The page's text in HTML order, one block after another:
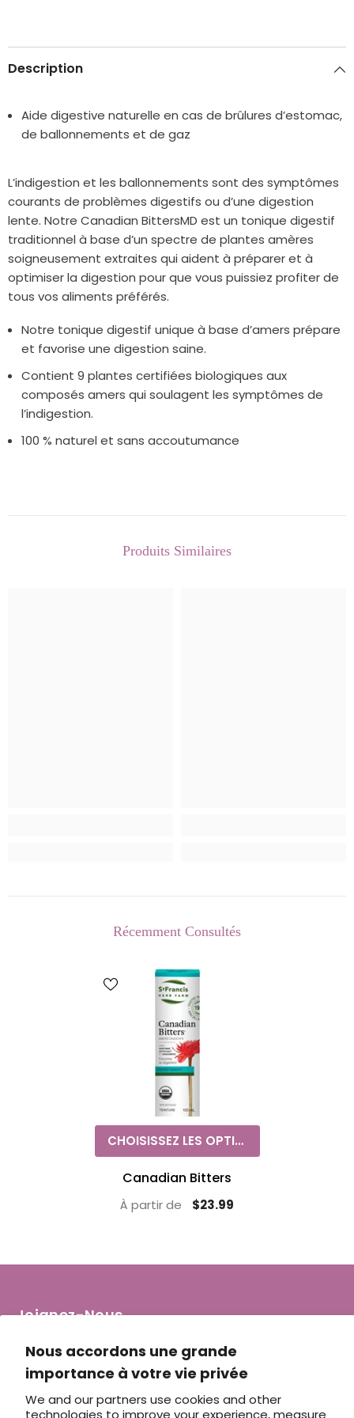
Nous accordons une grande
importance à votre vie privée
We and our partners use cookies and other
technologies to improve your experience, measure
Description
Aide digestive naturelle en cas de brûlures d’estomac,
de ballonnements et de gaz
L’indigestion et les ballonnements sont des symptômes
courants de problèmes digestifs ou d’une digestion
lente. Notre Canadian BittersMD est un tonique digestif
traditionnel à base d’un spectre de plantes amères
soigneusement extraites qui aident à préparer et à
optimiser la digestion pour que vous puissiez profiter de
tous vos aliments préférés.
Notre tonique digestif unique à base d’amers prépare
et favorise une digestion saine.
Contient 9 plantes certifiées biologiques aux
composés amers qui soulagent les symptômes de
l’indigestion.
100 % naturel et sans accoutumance
Produits Similaires
Récemment Consultés
CHOISISSEZ LES OPTIONS
Canadian Bitters
À partir de $23.99
Joignez-Nous
info@penelopevilleneuve.com